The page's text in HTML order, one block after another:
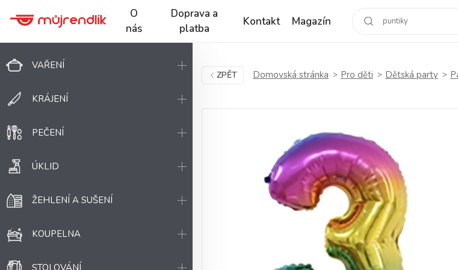
O
nás
Doprava a
platba
Kontakt Magazín
VAŘENÍ
KRÁJENÍ
PEČENÍ
ÚKLID
ŽEHLENÍ A SUŠENÍ
KOUPELNA
STOLOVÁNÍ
ZPĚT Domovská stránka Pro děti Dětská party